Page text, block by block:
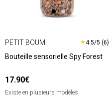
PETIT BOUM ★4.5/5 (6)
Bouteille sensorielle Spy Forest
17.90€
Existe en plusieurs modèles